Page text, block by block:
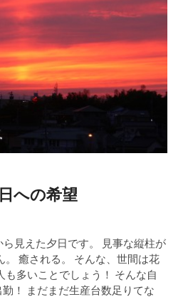
への希望
見えた夕日です。 見事な縦柱が
癒される。 そんな、世間は花
も多いことでしょう！ そんな自
！ まだまだ生産台数足りてな